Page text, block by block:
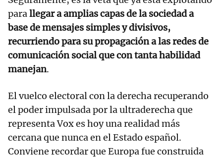
parallegar a amplias capas de la sociedad a
base de mensajes simples y divisivos,
recurriendo para su propagación a las redes de
comunicación social que con tanta habilidad
manejan.
El vuelco electoral con la derecha recuperando
el poder impulsada por la ultraderecha que
representa Vox es hoy una realidad más
cercana que nunca en el Estado español.
Conviene recordar que Europa fue construida